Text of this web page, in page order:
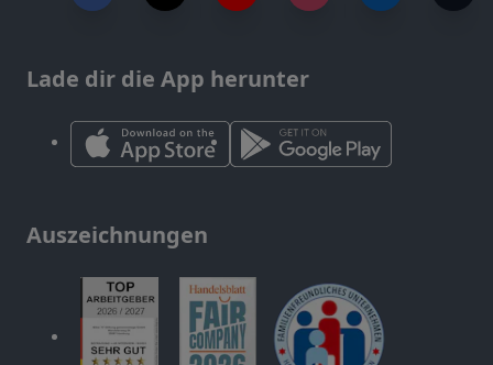
Lade dir die App herunter
Auszeichnungen